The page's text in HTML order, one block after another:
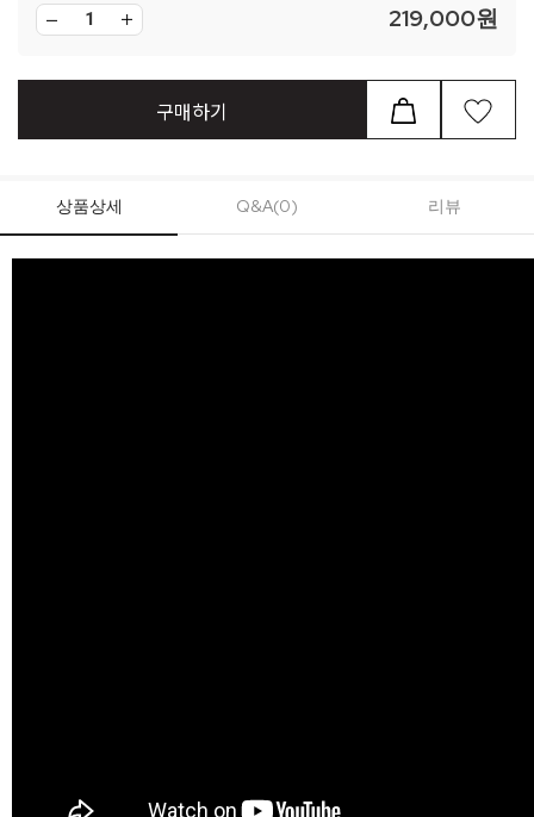
219,000원
구매하기
상품상세 Q&A(0) 리뷰